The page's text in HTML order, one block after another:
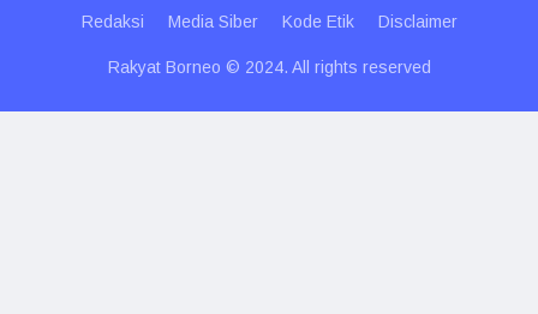
Redaksi Media Siber Kode Etik Disclaimer
Rakyat Borneo © 2024. All rights reserved